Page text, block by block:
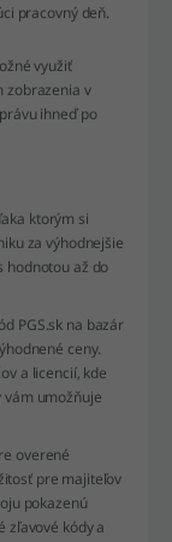
pracovný deň.
využiť
zobrazenia v
ihneď po
ktorým si
za výhodnejšie
hodnotou až do
PGS.sk na bazár
ceny.
a licencií, kde
vám umožňuje
overené
pre majiteľov
pokazenú
zľavové kódy a